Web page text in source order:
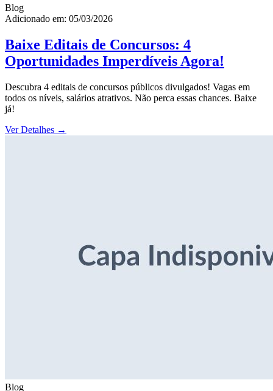
Blog
Adicionado em: 05/03/2026
Baixe Editais de Concursos: 4
Oportunidades Imperdíveis Agora!
Descubra 4 editais de concursos públicos divulgados! Vagas em
todos os níveis, salários atrativos. Não perca essas chances. Baixe
já!
Ver Detalhes →
Blog